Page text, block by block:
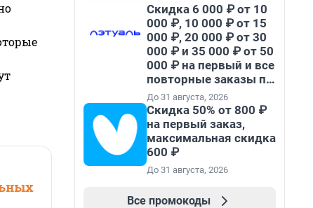
Скидка 6 000 ₽ от 10
000 ₽, 10 000 ₽ от 15
000 ₽, 20 000 ₽ от 30
000 ₽ и 35 000 ₽ от 50
000 ₽ на первый и все
повторные заказы по
промокоду НАБЕРИ
До 31 августа, 2026
Скидка 50% от 800 ₽
на первый заказ,
максимальная скидка
600 ₽
До 31 августа, 2026
Все промокоды